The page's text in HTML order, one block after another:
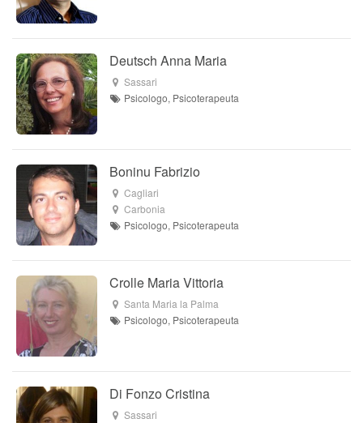
Deutsch Anna Maria
Sassari
Psicologo, Psicoterapeuta
Boninu Fabrizio
Cagliari
Carbonia
Psicologo, Psicoterapeuta
Crolle Maria Vittoria
Santa Maria la Palma
Psicologo, Psicoterapeuta
Di Fonzo Cristina
Sassari